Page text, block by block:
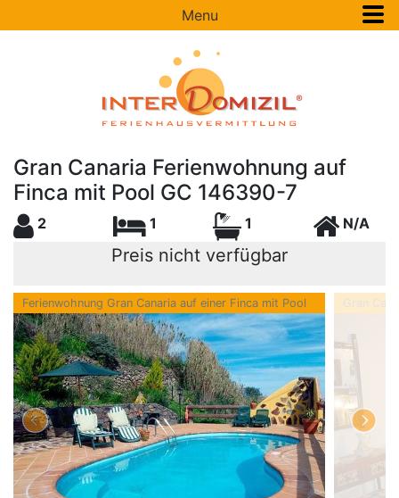
Menu
Gran Canaria Ferienwohnung auf
Finca mit Pool GC 146390-7
2 1 1 N/A
Preis nicht verfügbar
Ferienwohnung Gran Canaria auf einer Finca mit Pool Gran